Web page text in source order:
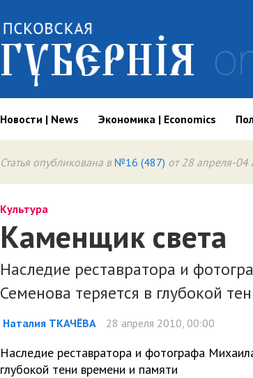
Новости | News Экономика | Economics
Статья опубликована в №16 (487) от 28 апреля-04
Культура
Каменщик света
Наследие реставратора и
Семенова теряется в глубокой
Наталия ТКАЧЁВА 28 апреля 2010, 00:00
Наследие реставратора и фотографа
глубокой тени времени и памяти